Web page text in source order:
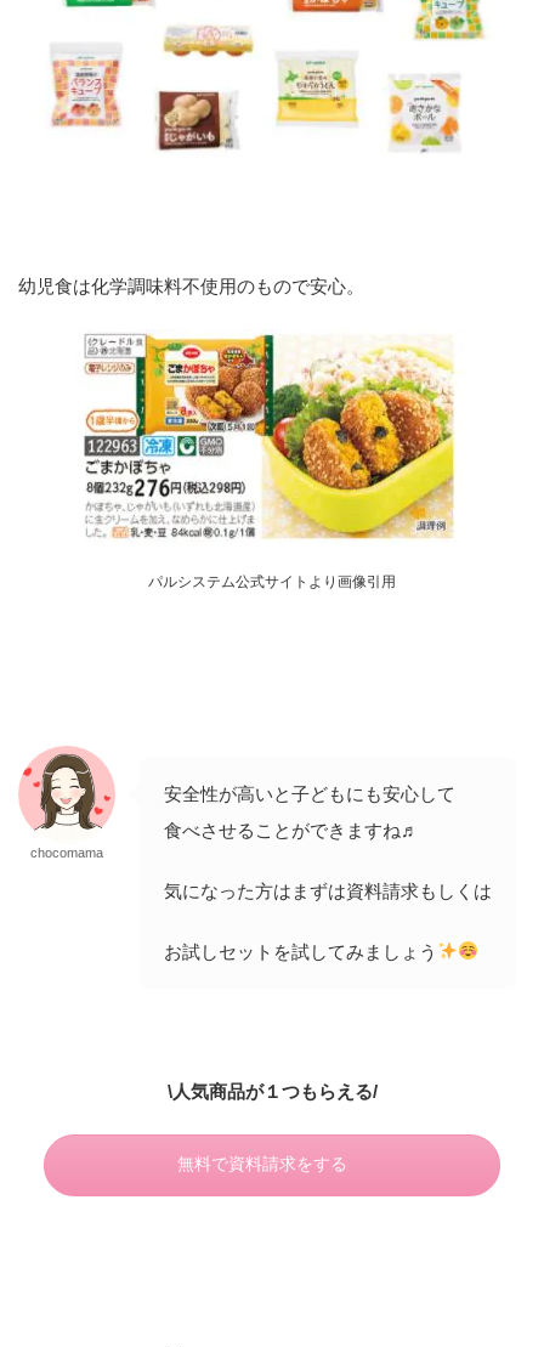
幼児食は化学調味料不使用のもので安心。
パルシステム公式サイトより画像引用
chocomama
安全性が高いと子どもにも安心して
食べさせることができますね♬
気になった方はまずは資料請求もしくは
お試しセットを試してみましょう
\人気商品が１つもらえる/
無料で資料請求をする